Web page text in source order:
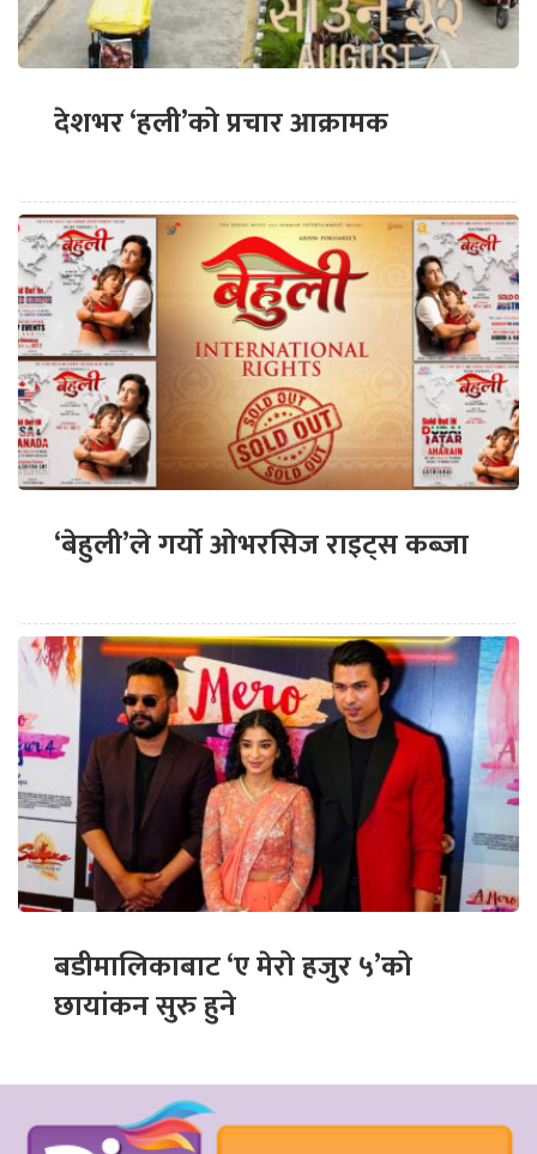
देशभर ‘हली’को प्रचार आक्रामक
‘बेहुली’ले गर्यो ओभरसिज राइट्स कब्जा
बडीमालिकाबाट ‘ए मेरो हजुर ५’को
छायांकन सुरु हुने